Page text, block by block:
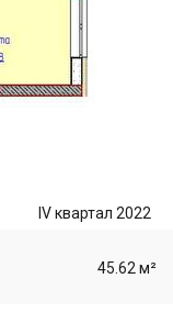
IV квартал 2022
45.62 м²